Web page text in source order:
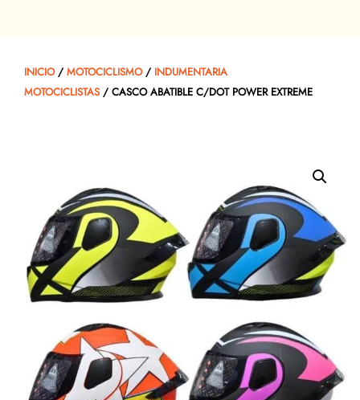
INICIO/ MOTOCICLISMO/ INDUMENTARIA
MOTOCICLISTAS / CASCO ABATIBLE C/DOT POWER EXTREME